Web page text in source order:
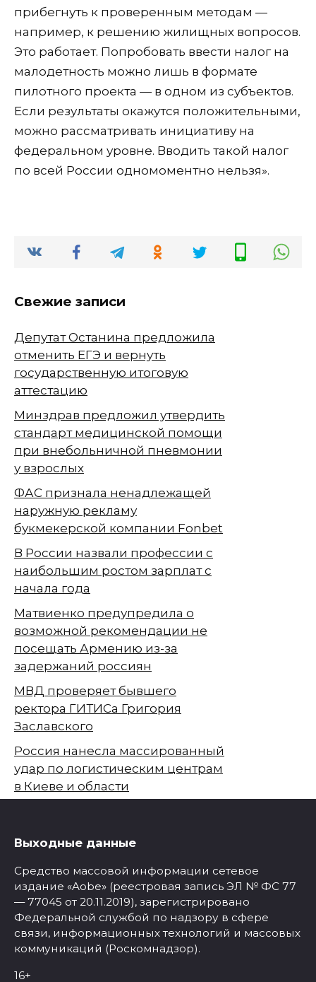
прибегнуть к проверенным методам —
например, к решению жилищных вопросов.
Это работает. Попробовать ввести налог на
малодетность можно лишь в формате
пилотного проекта — в одном из субъектов.
Если результаты окажутся положительными,
можно рассматривать инициативу на
федеральном уровне. Вводить такой налог
по всей России одномоментно нельзя».
Свежие записи
Депутат Останина предложила
отменить ЕГЭ и вернуть
государственную итоговую
аттестацию
Минздрав предложил утвердить
стандарт медицинской помощи
при внебольничной пневмонии
у взрослых
ФАС признала ненадлежащей
наружную рекламу
букмекерской компании Fonbet
В России назвали профессии с
наибольшим ростом зарплат с
начала года
Матвиенко предупредила о
возможной рекомендации не
посещать Армению из-за
задержаний россиян
МВД проверяет бывшего
ректора ГИТИСа Григория
Заславского
Россия нанесла массированный
удар по логистическим центрам
в Киеве и области
Выходные данные
Средство массовой информации сетевое
издание «Aobe» (реестровая запись ЭЛ № ФС 77
— 77045 от 20.11.2019), зарегистрировано
Федеральной службой по надзору в сфере
связи, информационных технологий и массовых
коммуникаций (Роскомнадзор).
16+